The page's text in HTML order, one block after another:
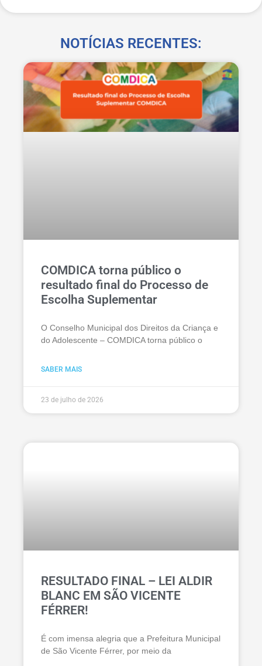
NOTÍCIAS RECENTES:
COMDICA torna público o
resultado final do Processo de
Escolha Suplementar
O Conselho Municipal dos Direitos da Criança e
do Adolescente – COMDICA torna público o
SABER MAIS
23 de julho de 2026
RESULTADO FINAL – LEI ALDIR
BLANC EM SÃO VICENTE
FÉRRER!
É com imensa alegria que a Prefeitura Municipal
de São Vicente Férrer, por meio da